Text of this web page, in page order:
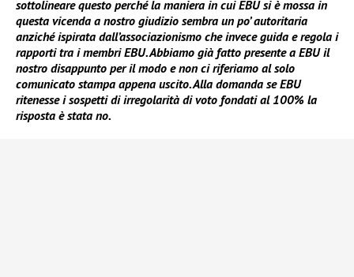
sottolineare questo perché la maniera in cui EBU si è mossa in
questa vicenda a nostro giudizio sembra un po’ autoritaria
anziché ispirata dall’associazionismo che invece guida e regola i
rapporti tra i membri EBU. Abbiamo già fatto presente a EBU il
nostro disappunto per il modo e non ci riferiamo al solo
comunicato stampa appena uscito. Alla domanda se EBU
ritenesse i sospetti di irregolarità di voto fondati al 100% la
risposta è stata no.